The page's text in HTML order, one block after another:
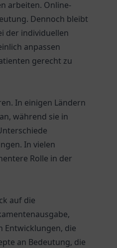
arbeiten. Online-
Dennoch bleibt
der individuellen
anpassen
gerecht zu
In einigen Ländern
während sie in
In vielen
Rolle in der
auf die
Entwicklungen, die
an Bedeutung, die